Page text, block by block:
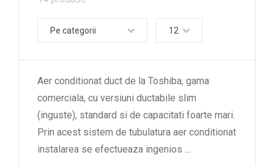
Pe categorii 12
Aer conditionat duct de la Toshiba, gama
comerciala, cu versiuni ductabile slim
(inguste), standard si de capacitati foarte mari.
Prin acest sistem de tubulatura aer conditionat
instalarea se efectueaza ingenios